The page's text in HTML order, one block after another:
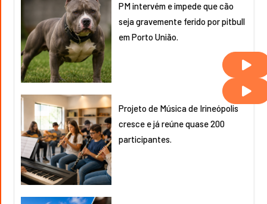
PM intervém e impede que cão
seja gravemente ferido por pitbull
em Porto União.
Projeto de Música de Irineópolis
cresce e já reúne quase 200
participantes.